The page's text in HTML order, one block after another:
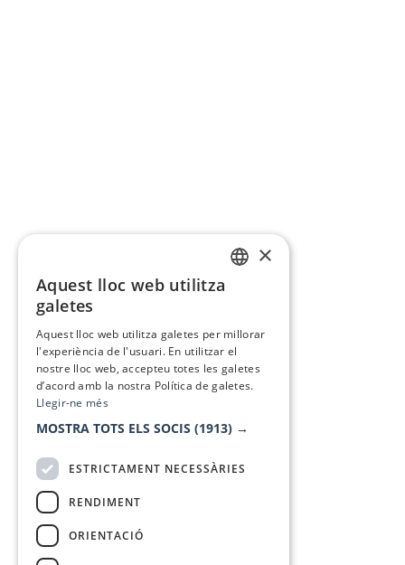
×
Aquest lloc web utilitza
galetes
Aquest lloc web utilitza galetes per millorar
l'experiència de l'usuari. En utilitzar el
nostre lloc web, accepteu totes les galetes
d’acord amb la nostra Política de galetes.
Llegir-ne més
MOSTRA TOTS ELS SOCIS (1913) →
ESTRICTAMENT NECESSÀRIES
RENDIMENT
ORIENTACIÓ